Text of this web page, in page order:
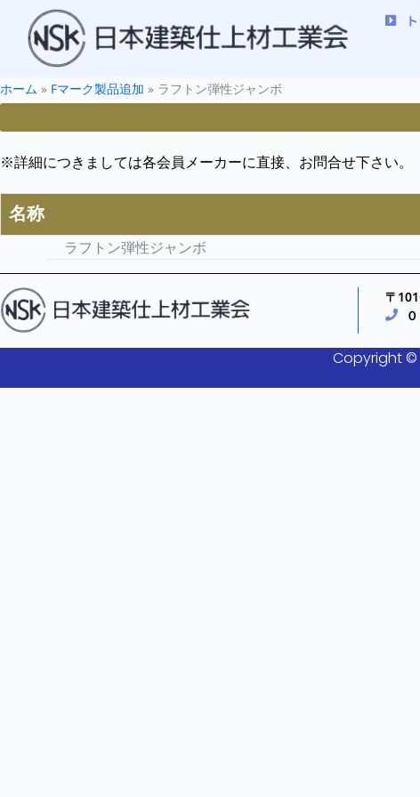
ホーム » Fマーク製品追加 » ラフトン弾性ジャンボ
※詳細につきましては各会員メーカーに直接、お問合せ下さい。
名称
ラフトン弾性ジャンボ
〒
Copyright ©